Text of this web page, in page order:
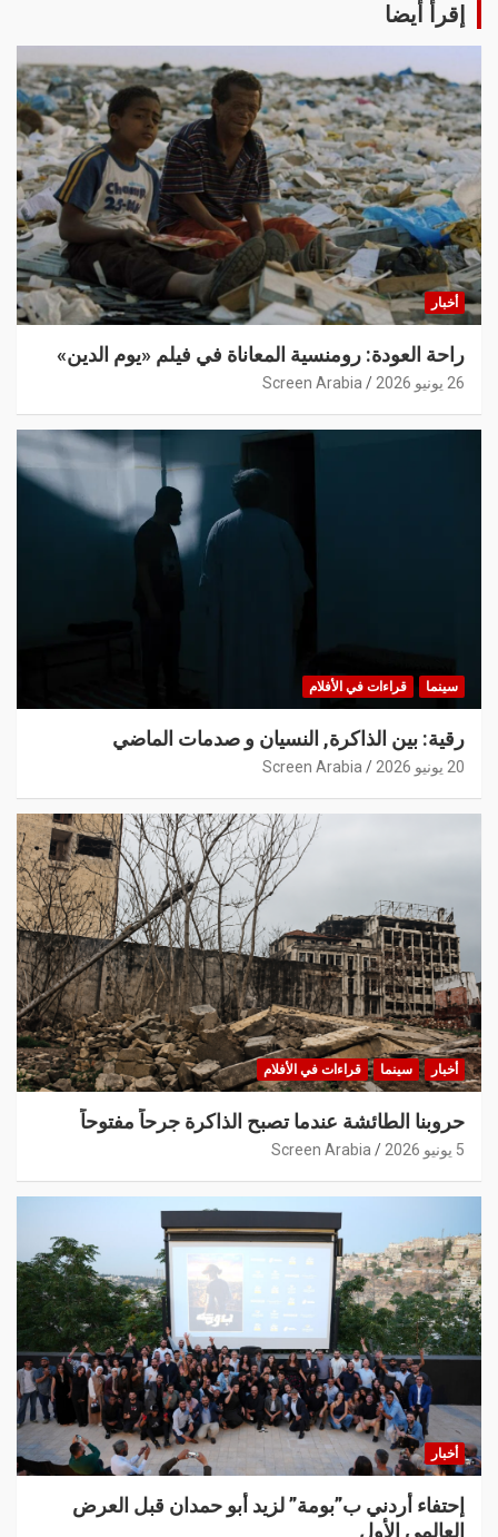
إقرأ أيضا
أخبار
راحة العودة: رومنسية المعاناة في فيلم «يوم الدين»
26 يونيو 2026 Screen Arabia
سينما قراءات في الأفلام
رقية: بين الذاكرة, النسيان و صدمات الماضي
20 يونيو 2026 Screen Arabia
أخبار سينما قراءات في الأفلام
حروبنا الطائشة عندما تصبح الذاكرة جرحاً مفتوحاً
5 يونيو 2026 Screen Arabia
أخبار
إحتفاء أردني ب”بومة” لزيد أبو حمدان قبل العرض
العالمي الأول